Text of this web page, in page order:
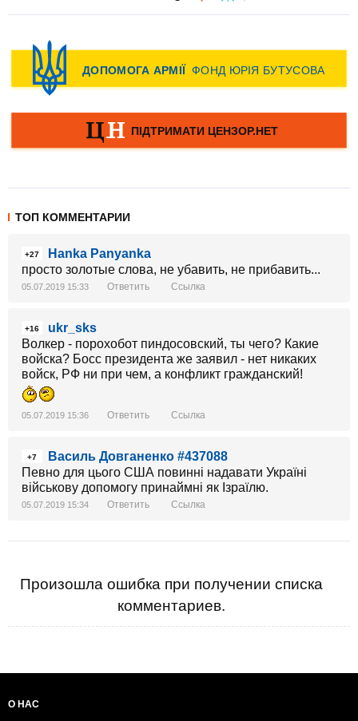
ТОП КОММЕНТАРИИ
+27
Hanka Panyanka
просто золотые слова, не убавить, не прибавить...
05.07.2019 15:33 Ответить Ссылка
+16
ukr_sks
Волкер - порохобот пиндосовский, ты чего? Какие
войска? Босс президента же заявил - нет никаких
войск, РФ ни при чем, а конфликт гражданский!
05.07.2019 15:36 Ответить Ссылка
+7
Василь Довганенко #437088
Певно для цього США повинні надавати Україні
військову допомогу принаймні як Ізраїлю.
05.07.2019 15:34 Ответить Ссылка
Произошла ошибка при получении списка
комментариев.
О НАС